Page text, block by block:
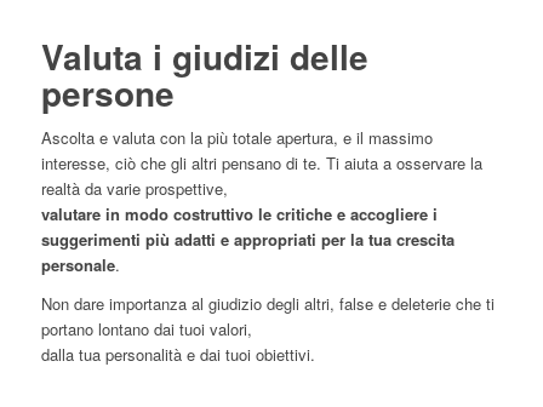
Valuta i giudizi delle
persone
Ascolta e valuta con la più totale apertura, e il massimo
interesse, ciò che gli altri pensano di te. Ti aiuta a osservare la
realtà da varie prospettive,
valutare in modo costruttivo le critiche e accogliere i
suggerimenti più adatti e appropriati per la tua crescita
personale.
Non dare importanza al giudizio degli altri, false e deleterie che ti
portano lontano dai tuoi valori,
dalla tua personalità e dai tuoi obiettivi.